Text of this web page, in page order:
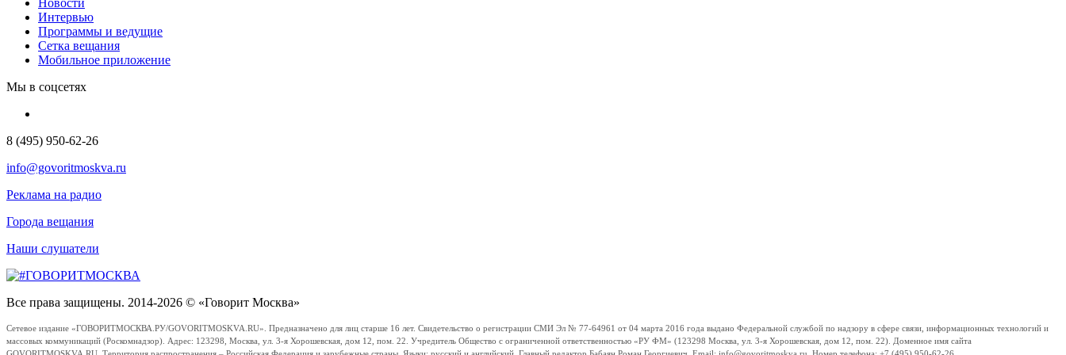
Интервью
Программы и ведущие
Сетка вещания
Мобильное приложение
Мы в соцсетях
8 (495) 950-62-26
info@govoritmoskva.ru
Реклама на радио
Города вещания
Наши слушатели
Все права защищены. 2014-2026 © «Говорит Москва»
Сетевое издание «ГОВОРИТМОСКВА.РУ/GOVORITMOSKVA.RU». Предназначено для лиц старше 16 лет. Свидетельство о регистрации СМИ Эл № 77-64961 от 04 марта 2016 года выдано Федеральной службой по надзору в сфере связи, информационных технологий и
массовых коммуникаций (Роскомнадзор). Адрес: 123298, Москва, ул. 3-я Хорошевская, дом 12, пом. 22. Учредитель Общество с ограниченной ответственностью «РУ ФМ» (123298 Москва, ул. 3-я Хорошевская, дом 12, пом. 22). Доменное имя сайта